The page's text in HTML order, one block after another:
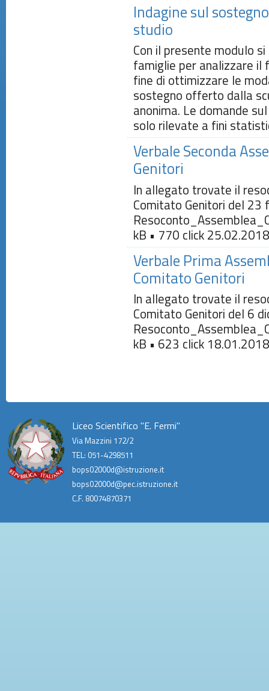
Indagine sul
studio
Con il presente modulo
famiglie per analizzare il
fine di ottimizzare le
sostegno offerto dalla
anonima. Le domande
solo rilevate a fini
Verbale Seconda
Genitori
In allegato trovate il
Comitato Genitori del
kB • 770 click 25.02.2018
Verbale Prima
Comitato Genitori
In allegato trovate il
Comitato Genitori del 6
kB • 623 click 18.01.2018
Liceo Scientifico "E. Fermi"
Via Mazzini 172/2
TEL: 051-4298511
bops02000d@istruzione.it
bops02000d@pec.istruzione.it
C.F. 80074870371